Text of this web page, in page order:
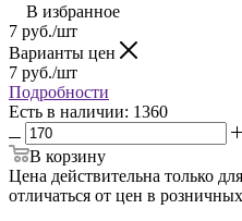
В избранное
7 руб./шт
Варианты цен
7 руб./шт
Подробности
Есть в наличии: 1360
В корзину
Цена действительна только
отличаться от цен в